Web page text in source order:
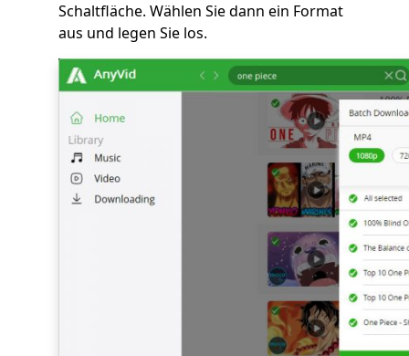
Schaltfläche. Wählen Sie dann ein Format
aus und legen Sie los.